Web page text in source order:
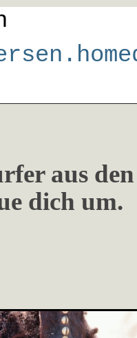
aus
dich um.